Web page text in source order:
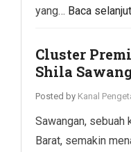
yang… Baca
Cluster
Shila
Posted by Kanal
Sawangan, sebuah
Barat, semakin